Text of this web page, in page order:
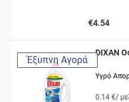
€4.54
Έξυπνη Αγορά
DIXAN
Υγρό
0.14 €/